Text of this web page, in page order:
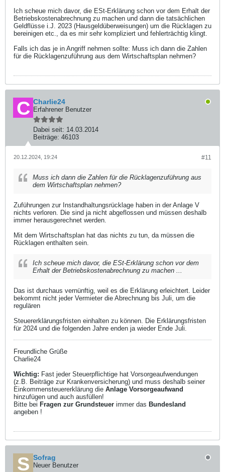
Ich scheue mich davor, die ESt-Erklärung schon vor dem Erhalt der
Betriebskostenabrechnung zu machen und dann die tatsächlichen
Geldflüsse i.J. 2023 (Hausgeldüberweisungen) um die Rücklagen zu
bereinigen etc., da es mir sehr kompliziert und fehlerträchtig klingt.
Falls ich das je in Angriff nehmen sollte: Muss ich dann die Zahlen
für die Rücklagenzuführung aus dem Wirtschaftsplan nehmen?
Charlie24
Erfahrener Benutzer
Dabei seit: 14.03.2014
Beiträge: 46103
#11
20.12.2024, 19:24
Muss ich dann die Zahlen für die Rücklagenzuführung aus
dem Wirtschaftsplan nehmen?
Zuführungen zur Instandhaltungsrücklage haben in der Anlage V
nichts verloren. Die sind ja nicht abgeflossen und müssen deshalb
immer herausgerechnet werden.
Mit dem Wirtschaftsplan hat das nichts zu tun, da müssen die
Rücklagen enthalten sein.
Ich scheue mich davor, die ESt-Erklärung schon vor dem
Erhalt der Betriebskostenabrechnung zu machen ...
Das ist durchaus vernünftig, weil es die Erklärung erleichtert. Leider
bekommt nicht jeder Vermieter die Abrechnung bis Juli, um die
regulären
Steuererklärungsfristen einhalten zu können. Die Erklärungsfristen
für 2024 und die folgenden Jahre enden ja wieder Ende Juli.
Freundliche Grüße
Charlie24
Wichtig: Fast jeder Steuerpflichtige hat Vorsorgeaufwendungen
(z.B. Beiträge zur Krankenversicherung) und muss deshalb seiner
Einkommensteuererklärung die Anlage Vorsorgeaufwand
hinzufügen und auch ausfüllen!
Bitte bei Fragen zur Grundsteuer immer das Bundesland
angeben !
Sofrag
Neuer Benutzer